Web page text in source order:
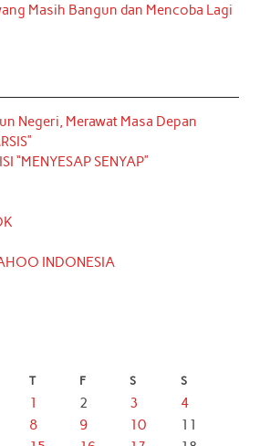
Masih Bangun dan Mencoba Lagi
Negeri, Merawat Masa Depan
“MENYESAP SENYAP”
INDONESIA
T F S S
1 2 3
4
8 9 10
11